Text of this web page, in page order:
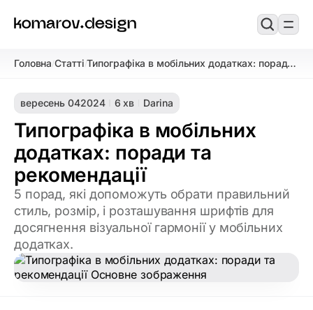
Головна/Статті/Типографіка в мобільних додатках: поради
вересень 042024 6 хв Darina
Типографіка в мобільних
додатках: поради та
рекомендації
5 порад, які допоможуть обрати правильний
стиль, розмір, і розташування шрифтів для
досягнення візуальної гармонії у мобільних
додатках.